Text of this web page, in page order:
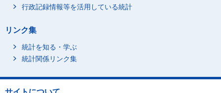
行政記録情報等を活用している統計
リンク集
統計を知る・学ぶ
統計関係リンク集